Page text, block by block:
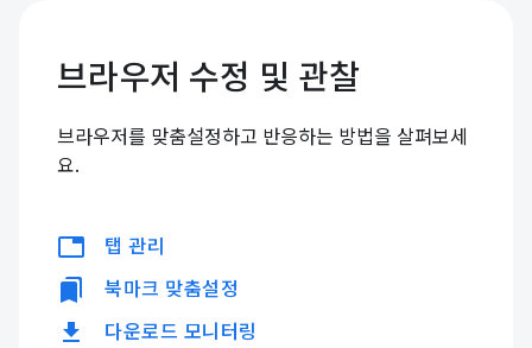
브라우저 수정 및 관찰
브라우저를 맞춤설정하고 반응하는 방법을 살펴보세
요.
tabs탭 관리
bookmarks 북마크 맞춤설정
download 다운로드 모니터링